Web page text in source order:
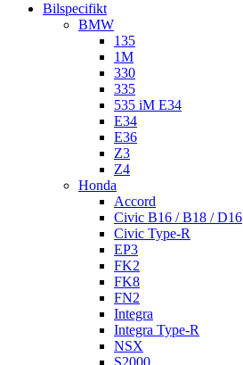
Bilspecifikt
BMW
135
1M
330
335
535 iM E34
E34
E36
Z3
Z4
Honda
Accord
Civic B16 / B18 / D16
Civic Type-R
EP3
FK2
FK8
FN2
Integra
Integra Type-R
NSX
S2000